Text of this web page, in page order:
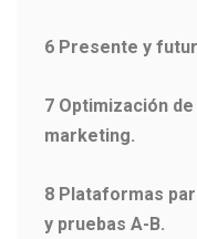
6 Presente y
7 Optimización
marketing.
8 Plataformas
y pruebas A-B.